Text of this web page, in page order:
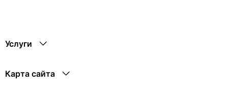
Услуги
Карта сайта